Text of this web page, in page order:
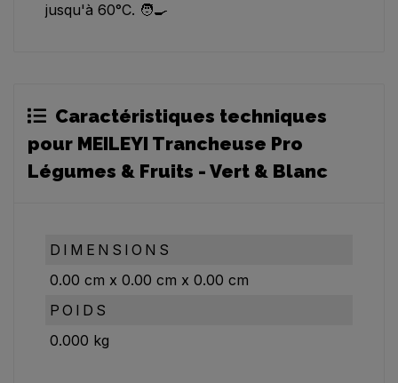
jusqu'à 60°C. 🧑‍🍳
Caractéristiques techniques
pour MEILEYI Trancheuse Pro
Légumes & Fruits - Vert & Blanc
DIMENSIONS
0.00 cm x 0.00 cm x 0.00 cm
POIDS
0.000 kg